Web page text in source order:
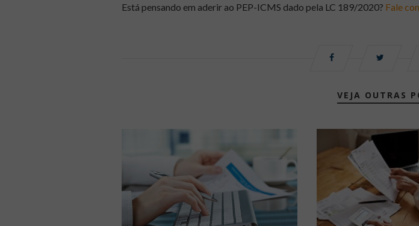
Está pensando em aderir ao PEP-ICMS dado pela LC 189/2020? Fale
VEJA OUTRAS